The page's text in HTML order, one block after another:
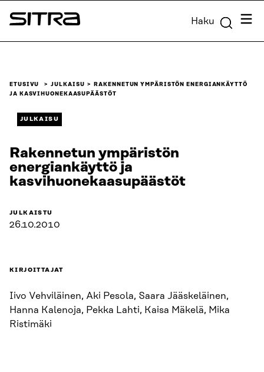
Siirry
suoraan
Sitra Haku
ETUSIVU JULKAISU
RAKENNETUN YMPÄRISTÖN ENERGIANKÄYTTÖ
JA KASVIHUONEKAASUPÄÄSTÖT
JULKAISU
Rakennetun ympäristön
energiankäyttö ja
kasvihuonekaasupäästöt
JULKAISTU
26.10.2010
KIRJOITTAJAT
Iivo Vehviläinen, Aki Pesola, Saara Jääskeläinen,
Hanna Kalenoja, Pekka Lahti, Kaisa Mäkelä, Mika
Ristimäki